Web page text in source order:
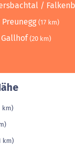
/
(17 km)
(20 km)
km)
km)